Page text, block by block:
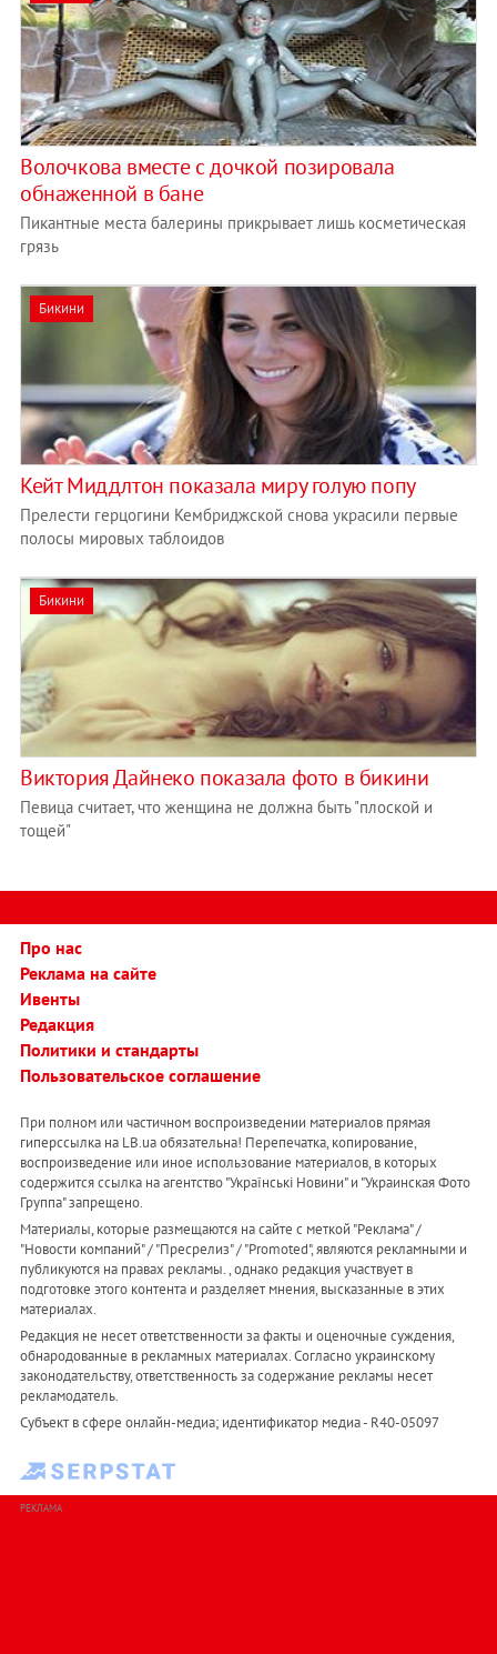
Волочкова вместе с дочкой позировала
обнаженной в бане
Пикантные места балерины прикрывает лишь косметическая
грязь
Бикини
Кейт Миддлтон показала миру голую попу
Прелести герцогини Кембриджской снова украсили первые
полосы мировых таблоидов
Бикини
Виктория Дайнеко показала фото в бикини
Певица считает, что женщина не должна быть "плоской и
тощей"
Про нас
Реклама на сайте
Ивенты
Редакция
Политики и стандарты
Пользовательское соглашение
При полном или частичном воспроизведении материалов прямая
гиперссылка на LB.ua обязательна! Перепечатка, копирование,
воспроизведение или иное использование материалов, в которых
содержится ссылка на агентство "Українськi Новини" и "Украинская Фото
Группа" запрещено.
Материалы, которые размещаются на сайте с меткой "Реклама" /
"Новости компаний" / "Пресрелиз" / "Promoted", являются рекламными и
публикуются на правах рекламы. , однако редакция участвует в
подготовке этого контента и разделяет мнения, высказанные в этих
материалах.
Редакция не несет ответственности за факты и оценочные суждения,
обнародованные в рекламных материалах. Согласно украинскому
законодательству, ответственность за содержание рекламы несет
рекламодатель.
Субъект в сфере онлайн-медиа; идентификатор медиа - R40-05097
РЕКЛАМА